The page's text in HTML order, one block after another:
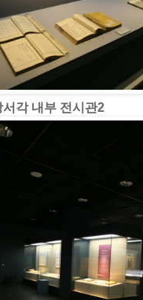
각 내부 전시관2